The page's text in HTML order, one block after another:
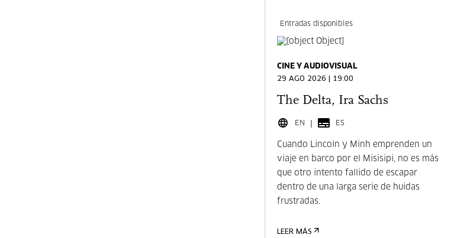
Entradas disponibles
CINE Y AUDIOVISUAL
29 AGO 2026 | 19:00
The Delta, Ira Sachs
EN ES
Cuando Lincoln y Minh emprenden un
viaje en barco por el Misisipi, no es más
que otro intento fallido de escapar
dentro de una larga serie de huidas
frustradas.
LEER MÁS